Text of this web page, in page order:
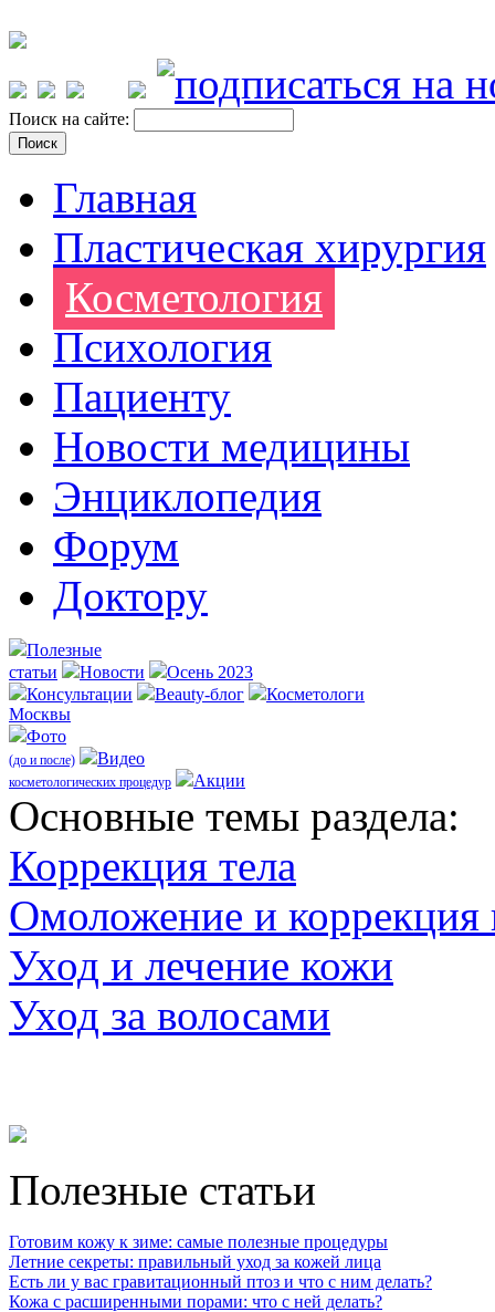
Поиск на сайте:
Главная
Пластическая хирургия
Косметология
Психология
Пациенту
Новости медицины
Энциклопедия
Форум
Доктору
Полезные
статьи
Новости
Осень 2023
Консультации
Beauty-блог
Косметологи
Москвы
Фото
(до и после) Видео
косметологических процедур Акции
Оcновные темы раздела:
Коррекция тела
Омоложение и коррекция
Уход и лечение кожи
Уход за волосами
Полезные статьи
Готовим кожу к зиме: самые полезные процедуры
Летние секреты: правильный уход за кожей лица
Есть ли у вас гравитационный птоз и что с ним делать?
Кожа с расширенными порами: что с ней делать?